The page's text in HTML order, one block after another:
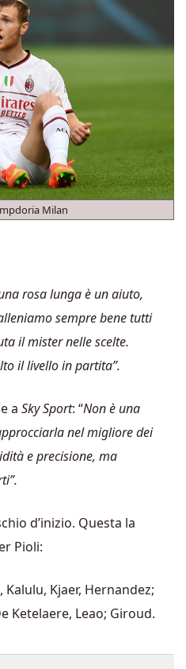
Milan
rosa lunga è un aiuto,
sempre bene tutti
il mister nelle scelte.
il livello in partita”.
a Sky Sport: “Non è una
nel migliore dei
e precisione, ma
d’inizio. Questa la
Pioli:
Kjaer, Hernandez;
Ketelaere, Leao; Giroud.